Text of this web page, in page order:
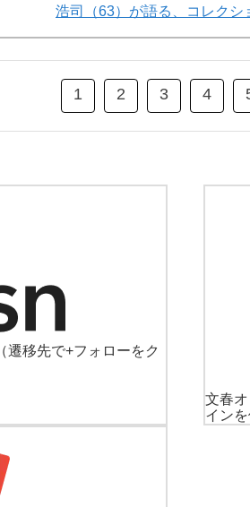
浩司（63）が語る、コレクシ
1 2 3 4
（遷移先で+フォローをク
文春
イン